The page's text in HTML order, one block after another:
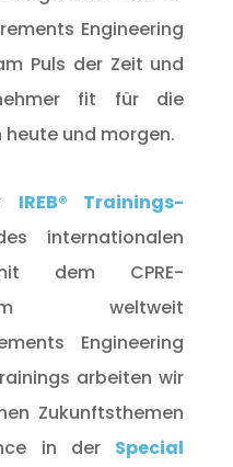
Engineering
Puls der Zeit und
fit für die
und morgen.
IREB® Trainings-
internationalen
dem CPRE-
weltweit
Engineering
arbeiten wir
Zukunftsthemen
in der Special